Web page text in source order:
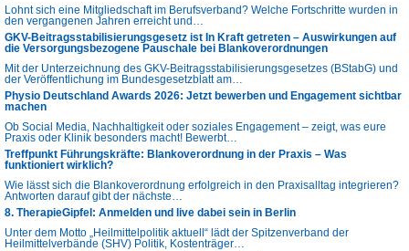
Lohnt sich eine Mitgliedschaft im Berufsverband? Welche Fortschritte wurden in
den vergangenen Jahren erreicht und…
GKV-Beitragsstabilisierungsgesetz ist In Kraft getreten – Auswirkungen auf
die Versorgungsbezogene Pauschale bei Blankoverordnungen
Mit der Unterzeichnung des GKV-Beitragsstabilisierungsgesetzes (BStabG) und
der Veröffentlichung im Bundesgesetzblatt am…
Physio Deutschland Awards 2026: Jetzt bewerben und Engagement sichtbar
machen
Ob Social Media, Nachhaltigkeit oder soziales Engagement – zeigt, was eure
Praxis oder Klinik besonders macht! Bewerbt…
Treffpunkt Führungskräfte: Blankoverordnung in der Praxis – Was
funktioniert wirklich?
Wie lässt sich die Blankoverordnung erfolgreich in den Praxisalltag integrieren?
Antworten darauf gibt der nächste…
8. TherapieGipfel: Anmelden und live dabei sein in Berlin
Unter dem Motto „Heilmittelpolitik aktuell“ lädt der Spitzenverband der
Heilmittelverbände (SHV) Politik, Kostenträger…